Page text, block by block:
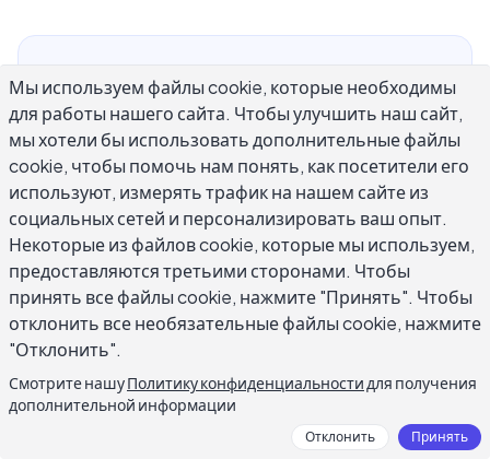
Примеры творческого письма — это самый
быстрый способ понять, что отделяет
запоминающееся повествование от
забываемой прозы. Независимо от того,
являетесь ли вы студентом, изучающим
нарративные техники, блоггером, которому
нужно придать индивидуальность своим
постам, или романистом, совершенствующим
свое мастерство, наблюдение реальных
примеров творческого письма в действии
учит больше, чем любое правило. Это
руководство охватывает десять типов
творческого письма с аннотированными
образцами, от короткометражных рассказов и
Мы используем файлы cookie, которые необходимы
для работы нашего сайта. Чтобы улучшить наш сайт,
мы хотели бы использовать дополнительные файлы
cookie, чтобы помочь нам понять, как посетители его
используют, измерять трафик на нашем сайте из
социальных сетей и персонализировать ваш опыт.
Некоторые из файлов cookie, которые мы используем,
предоставляются третьими сторонами. Чтобы
принять все файлы cookie, нажмите "Принять". Чтобы
отклонить все необязательные файлы cookie, нажмите
"Отклонить".
Смотрите нашуПолитику конфиденциальности для получения
дополнительной информации
Отклонить Принять